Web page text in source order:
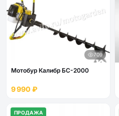
709
Мотобур Калибр БС-2000
9 990 ₽
ПРОДАЖА